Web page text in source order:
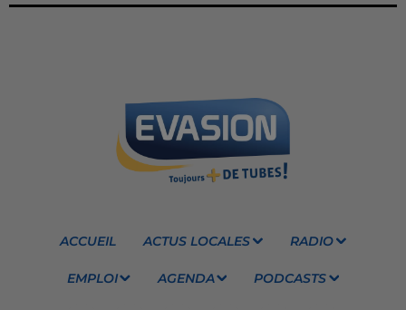
ACCUEIL ACTUS LOCALES RADIO
EMPLOI AGENDA PODCASTS